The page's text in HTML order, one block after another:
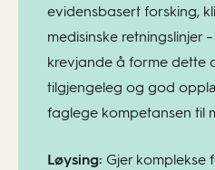
evidensbasert forsking,
medisinske retningslinjer
krevjande å forme dette
tilgjengeleg og god
faglege kompetansen til
Løysing: Gjer komplekse